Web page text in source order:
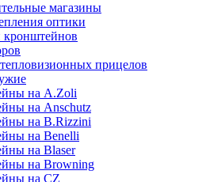
магазины
оптики
кронштейнов
прицелов
на A.Zoli
на Anschutz
на B.Rizzini
на Benelli
на Blaser
на Browning
на CZ